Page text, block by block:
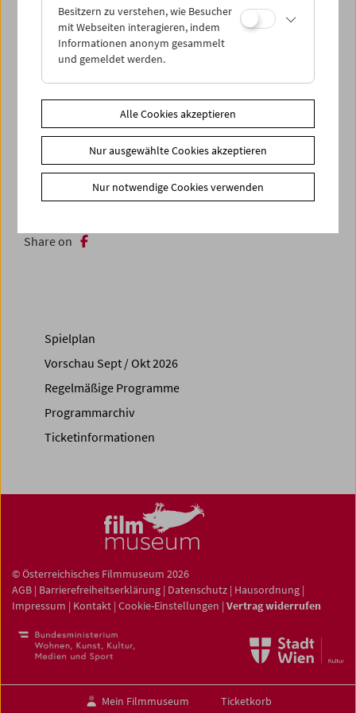
quer stellen – und die Sinne des Betrachters in jeder
Sekunde auf die Schönheit „geteilter Widerspenstigkeit“
verweisen.
Das Filmmuseum würdigtHenry Hillsmit zwei
Überblicksprogrammen aus seinem rund 40-jährigen
Schaffen. Der Künstler wird für Publikumsgespräche zur
Verfügung stehen.
Zusätzliche Materialien
Fotos2013 - In person: Henry Hills
Share on
Spielplan
Vorschau Sept / Okt 2026
Regelmäßige Programme
Programmarchiv
Ticketinformationen
© Österreichisches Filmmuseum 2026
AGB | Barrierefreiheitserklärung | Datenschutz | Hausordnung |
Impressum | Kontakt | Cookie-Einstellungen | Vertrag widerrufen
Mein Filmmuseum Ticketkorb
Besitzern zu verstehen, wie Besucher
mit Webseiten interagieren, indem
Informationen anonym gesammelt
und gemeldet werden.
Alle Cookies akzeptieren
Nur ausgewählte Cookies akzeptieren
Nur notwendige Cookies verwenden